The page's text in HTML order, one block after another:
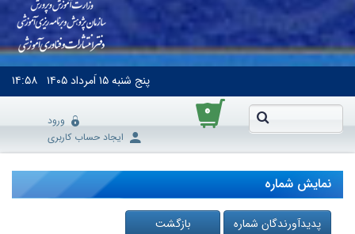
پنج شنبه۱۵ اَمرداد ۱۴۰۵ ۱۴:۵۸
۰
ورود
ایجاد حساب کاربری
نمایش شماره
پدیدآورندگان شماره بازگشت